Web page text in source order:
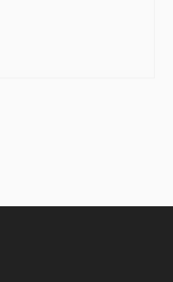
tali plastiko in jo